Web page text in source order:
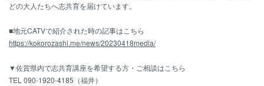
どの大人たちへ志共育を届けています。
■地元CATVで紹介された時の記事はこちら
https://kokorozashi.me/news/20230418media/
▼佐賀県内で志共育講座を希望する方・ご相談はこちら
TEL 090-1920-4185（福井）